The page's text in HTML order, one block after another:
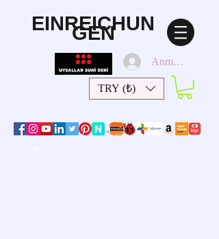
EINREICHUN
GEN
Anmelden
TRY (₺)